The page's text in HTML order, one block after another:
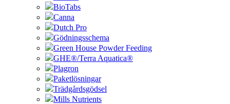
BioTabs
Canna
Dutch Pro
Gödningsschema
Green House Powder Feeding
GHE®/Terra Aquatica®
Plagron
Paketlösningar
Trädgårdsgödsel
Mills Nutrients